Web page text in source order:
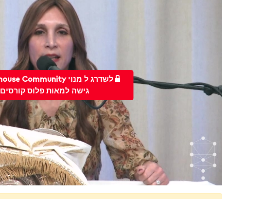
גישה למאות פלוס קורסים